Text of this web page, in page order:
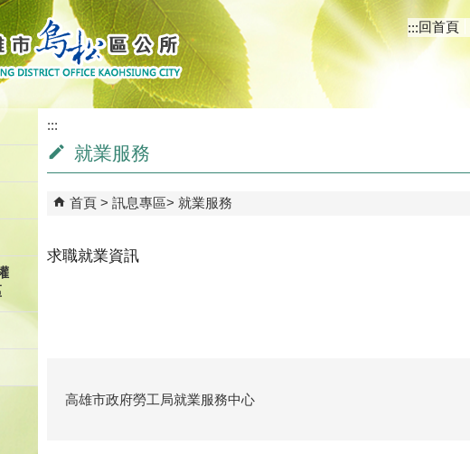
:::回首頁
:::
就業服務
首頁 訊息專區 就業服務
求職就業資訊
高雄市政府勞工局就業服務中心